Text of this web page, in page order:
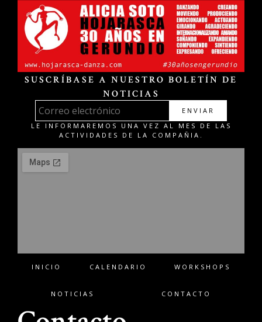
SUSCRÍBASE A NUESTRO BOLETÍN DE
NOTICIAS
ENVIAR
LE INFORMAREMOS UNA VEZ AL MES DE LAS
ACTIVIDADES DE LA COMPAÑIA.
INICIO CALENDARIO WORKSHOPS
NOTICIAS CONTACTO